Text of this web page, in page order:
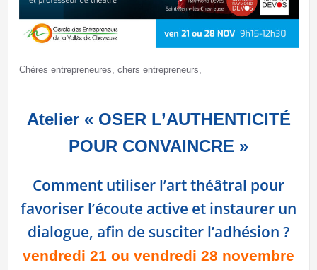
Chères entrepreneures, chers entrepreneurs,
Atelier « OSER L’AUTHENTICITÉ
POUR CONVAINCRE »
Comment utiliser l’art théâtral pour
favoriser l’écoute active et instaurer un
dialogue, afin de susciter l’adhésion ?
vendredi 21 ou vendredi 28 novembre